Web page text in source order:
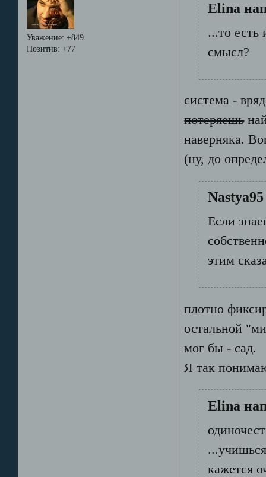
Уважение: +849
Позитив: +77
Elina
...то есть
смысл?
система -
потеряешь
наверняка.
(ну, до
Если
этим
плотно
остальной
мог бы - сад.
Я так
Elina
кажется